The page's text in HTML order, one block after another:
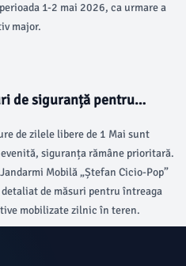
1-2 mai 2026, ca urmare a
major.
de siguranță pentru
de zilele libere de 1 Mai sunt
siguranța rămâne prioritară.
Mobilă „Ștefan Cicio-Pop”
de măsuri pentru întreaga
mobilizate zilnic în teren.